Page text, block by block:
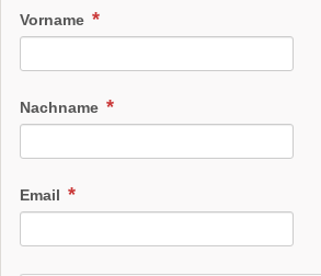
Vorname
Nachname
Email